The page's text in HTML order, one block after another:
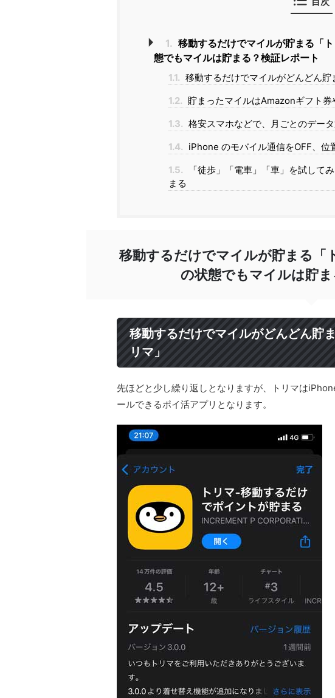
1. 移動するだけでマイルが貯まる「
態でもマイルは貯まる？検証レポート
1.1. 移動するだけでマイルがどんどん貯
1.2. 貯まったマイルはAmazonギフト
1.3. 格安スマホなどで、月ごとのデー
1.4. iPhone のモバイル通信をOFF、位
1.5.
「徒歩」「電車」「車」を試して
まる
移動するだけでマイルが貯まる「
の状態でもマイルは貯
移動するだけでマイルがどんどん貯
リマ」
先ほどと少し繰り返しとなりますが、トリマは
ールできるポイ活アプリとなります。